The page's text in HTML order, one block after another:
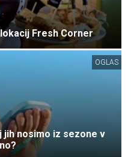
Fresh Corner
OGLAS
jih nosimo iz sezone v